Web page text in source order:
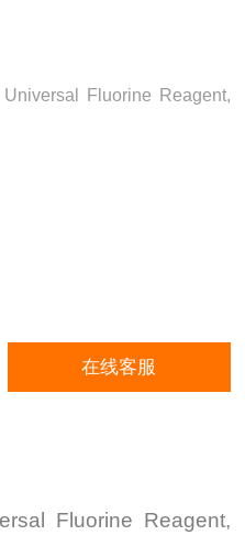
Fluorine Reagent,
在线客服
Fluorine Reagent,